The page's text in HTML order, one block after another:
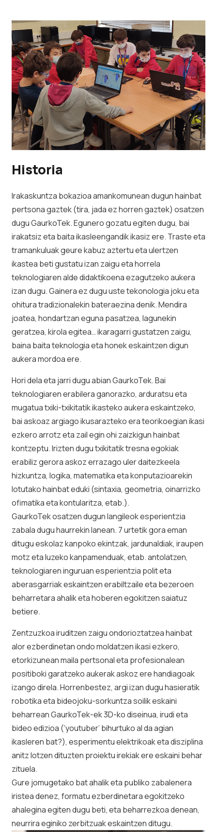
Historia
Irakaskuntza bokazioa amankomunean dugun hainbat
pertsona gaztek (tira, jada ez horren gaztek) osatzen
dugu GaurkoTek. Egunero gozatu egiten dugu, bai
irakatsiz eta baita ikasleengandik ikasiz ere. Traste eta
tramankuluak geure kabuz aztertu eta ulertzen
ikastea beti gustatu izan zaigu eta horrela
teknologiaren alde didaktikoena ezagutzeko aukera
izan dugu. Gainera ez dugu uste tekonologia joku eta
ohitura tradizionalekin bateraezina denik. Mendira
joatea, hondartzan eguna pasatzea, lagunekin
geratzea, kirola egitea… ikaragarri gustatzen zaigu,
baina baita teknologia eta honek eskaintzen digun
aukera mordoa ere.
Hori dela eta jarri dugu abian GaurkoTek. Bai
teknologiaren erabilera ganorazko, arduratsu eta
mugatua txiki-txikitatik ikasteko aukera eskaintzeko,
bai askoaz argiago ikusarazteko era teorikoegian ikasi
ezkero arrotz eta zail egin ohi zaizkigun hainbat
kontzeptu. Irizten dugu txikitatik tresna egokiak
erabiliz gerora askoz errazago uler daitezkeela
hizkuntza, logika, matematika eta konputazioarekin
lotutako hainbat eduki (sintaxia, geometria, oinarrizko
ofimatika eta kontularitza, etab.).
GaurkoTek osatzen dugun langileok esperientzia
zabala dugu haurrekin lanean. 7 urtetik gora eman
ditugu eskolaz kanpoko ekintzak, jardunaldiak, iraupen
motz eta luzeko kanpamenduak, etab. antolatzen,
teknologiaren inguruan esperientzia polit eta
aberasgarriak eskaintzen erabiltzaile eta bezeroen
beharretara ahalik eta hoberen egokitzen saiatuz
betiere.
Zentzuzkoa iruditzen zaigu ondorioztatzea hainbat
alor ezberdinetan ondo moldatzen ikasi ezkero,
etorkizunean maila pertsonal eta profesionalean
positiboki garatzeko aukerak askoz ere handiagoak
izango direla. Horrenbestez, argi izan dugu hasieratik
robotika eta bideojoku-sorkuntza soilik eskaini
beharrean GaurkoTek-ek 3D-ko diseinua, irudi eta
bideo edizioa (‘youtuber’ bihurtuko al da agian
ikasleren bat?), esperimentu elektrikoak eta disziplina
anitz lotzen dituzten proiektu irekiak ere eskaini behar
zituela.
Gure jomugetako bat ahalik eta publiko zabalenera
iristea denez, formatu ezberdinetara egokitzeko
ahalegina egiten dugu beti, eta beharrezkoa denean,
neurrira eginiko zerbitzuak eskaintzen ditugu.